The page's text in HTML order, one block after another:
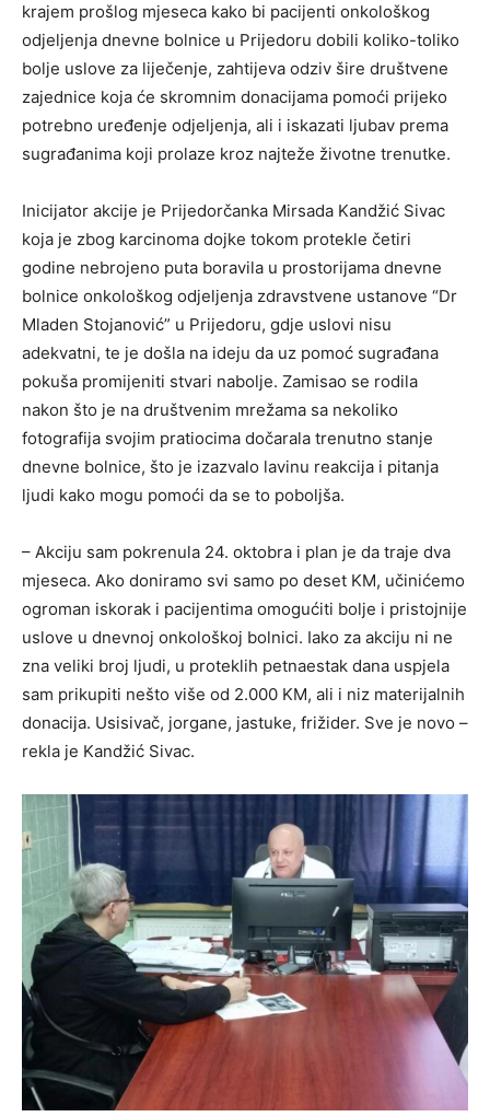
krajem prošlog mjeseca kako bi pacijenti onkološkog
odjeljenja dnevne bolnice u Prijedoru dobili koliko-toliko
bolje uslove za liječenje, zahtijeva odziv šire društvene
zajednice koja će skromnim donacijama pomoći prijeko
potrebno uređenje odjeljenja, ali i iskazati ljubav prema
sugrađanima koji prolaze kroz najteže životne trenutke.
Inicijator akcije je Prijedorčanka Mirsada Kandžić Sivac
koja je zbog karcinoma dojke tokom protekle četiri
godine nebrojeno puta boravila u prostorijama dnevne
bolnice onkološkog odjeljenja zdravstvene ustanove “Dr
Mladen Stojanović” u Prijedoru, gdje uslovi nisu
adekvatni, te je došla na ideju da uz pomoć sugrađana
pokuša promijeniti stvari nabolje. Zamisao se rodila
nakon što je na društvenim mrežama sa nekoliko
fotografija svojim pratiocima dočarala trenutno stanje
dnevne bolnice, što je izazvalo lavinu reakcija i pitanja
ljudi kako mogu pomoći da se to poboljša.
– Akciju sam pokrenula 24. oktobra i plan je da traje dva
mjeseca. Ako doniramo svi samo po deset KM, učinićemo
ogroman iskorak i pacijentima omogućiti bolje i pristojnije
uslove u dnevnoj onkološkoj bolnici. Iako za akciju ni ne
zna veliki broj ljudi, u proteklih petnaestak dana uspjela
sam prikupiti nešto više od 2.000 KM, ali i niz materijalnih
donacija. Usisivač, jorgane, jastuke, frižider. Sve je novo –
rekla je Kandžić Sivac.